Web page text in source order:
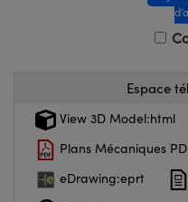
Espace
View 3D Model:html
Plans Mécaniques
eDrawing:eprt